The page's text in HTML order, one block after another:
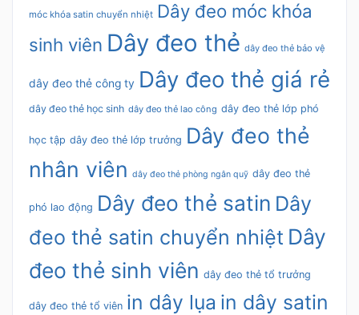
móc khóa satin chuyển nhiệt Dây đeo móc khóa
sinh viên Dây đeo thẻ dây đeo thẻ bảo vệ
dây đeo thẻ công ty Dây đeo thẻ giá rẻ
dây đeo thẻ học sinh dây đeo thẻ lao công dây đeo thẻ lớp phó
học tập dây đeo thẻ lớp trưởng Dây đeo thẻ
nhân viên dây đeo thẻ phòng ngân quỹ dây đeo thẻ
phó lao động Dây đeo thẻ satin Dây
đeo thẻ satin chuyển nhiệt Dây
đeo thẻ sinh viên dây đeo thẻ tổ trưởng
dây đeo thẻ tổ viên in dây lụa in dây satin